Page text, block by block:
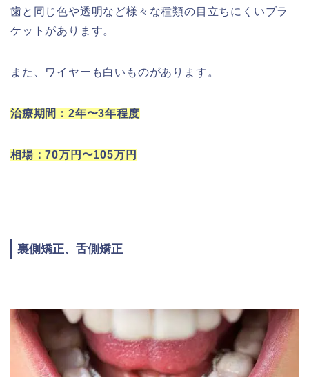
歯と同じ色や透明など様々な種類の目立ちにくいブラ
ケットがあります。
また、ワイヤーも白いものがあります。
治療期間：2年〜3年程度
相場：70万円〜105万円
裏側矯正、舌側矯正